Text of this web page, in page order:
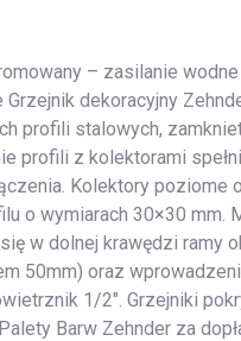
– zasilanie
dekoracyjny
profili stalowych,
profili z kolektorami
Kolektory poziome
o wymiarach 30×30 mm.
w dolnej krawędzi ramy
50mm) oraz
1/2″. Grzejniki
Barw Zehnder za